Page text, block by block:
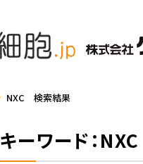
NXC 検索結果
キーワード：NXC